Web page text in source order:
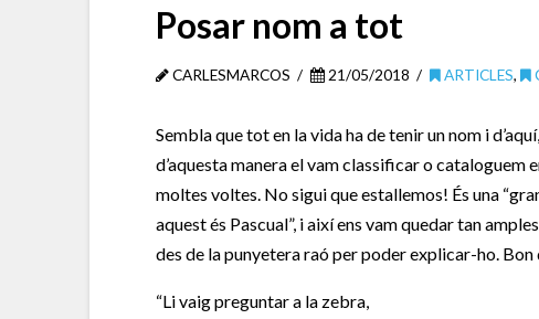
Posar nom a tot
CARLESMARCOS 21/05/2018 ARTICLES,
Sembla que tot en la vida ha de tenir un nom i
d’aquesta manera el vam classificar o
moltes voltes. No sigui que estallemos! És una
aquest és Pascual”, i així ens vam quedar tan
des de la punyetera raó per poder explicar-ho.
“Li vaig preguntar a la zebra,